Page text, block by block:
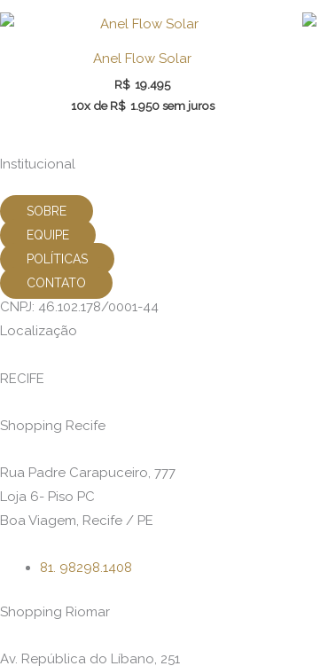
Anel Flow Solar
R$ 19.495
10x deR$ 1.950 sem juros
Institucional
SOBRE
EQUIPE
POLÍTICAS
CONTATO
CNPJ: 46.102.178/0001-44
Localização
RECIFE
Shopping Recife
Rua Padre Carapuceiro, 777
Loja 6- Piso PC
Boa Viagem, Recife / PE
81. 98298.1408
Shopping Riomar
Av. República do Líbano, 251